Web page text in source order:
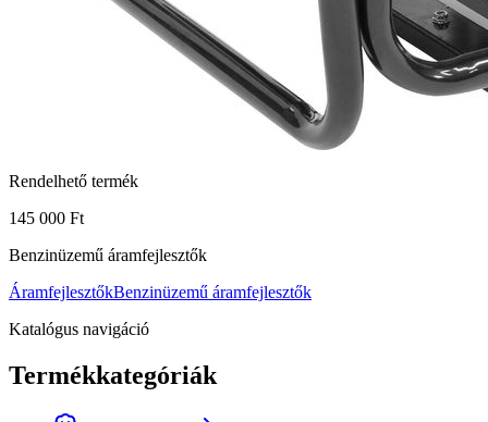
Rendelhető termék
145 000 Ft
Benzinüzemű áramfejlesztők
ÁramfejlesztőkBenzinüzemű áramfejlesztők
Katalógus navigáció
Termékkategóriák